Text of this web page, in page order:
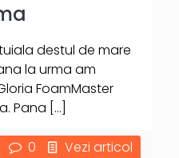
destul de mare
la urma am
FoamMaster
Pana […]
0 Vezi articol